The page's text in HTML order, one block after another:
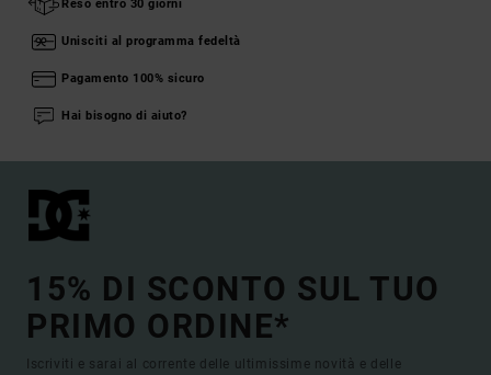
Reso entro 30 giorni
Unisciti al programma fedeltà
Pagamento 100% sicuro
Hai bisogno di aiuto?
15% DI SCONTO SUL TUO
PRIMO ORDINE*
Iscriviti e sarai al corrente delle ultimissime novità e delle